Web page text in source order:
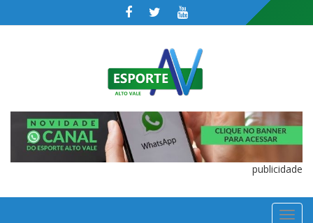
publicidade